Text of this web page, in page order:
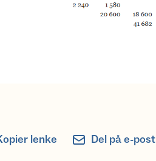
lenke Del på e-post